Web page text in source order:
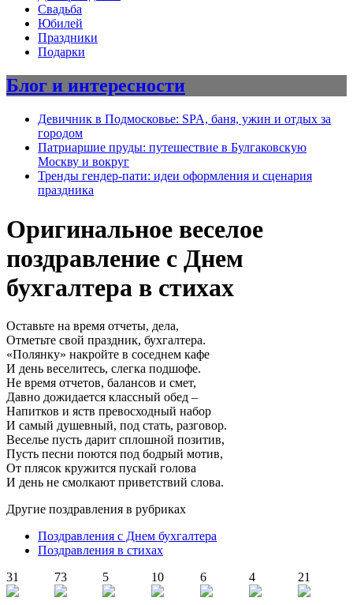
Свадьба
Юбилей
Праздники
Подарки
Блог и интересности
Девичник в Подмосковье: SPA, баня, ужин и отдых за
городом
Патриаршие пруды: путешествие в Булгаковскую
Москву и вокруг
Тренды гендер-пати: идеи оформления и сценария
праздника
Оригинальное веселое
поздравление с Днем
бухгалтера в стихах
Оставьте на время отчеты, дела,
Отметьте свой праздник, бухгалтера.
«Полянку» накройте в соседнем кафе
И день веселитесь, слегка подшофе.
Не время отчетов, балансов и смет,
Давно дожидается классный обед –
Напитков и яств превосходный набор
И самый душевный, под стать, разговор.
Веселье пусть дарит сплошной позитив,
Пусть песни поются под бодрый мотив,
От плясок кружится пускай голова
И день не смолкают приветствий слова.
Другие поздравления в рубриках
Поздравления с Днем бухгалтера
Поздравления в стихах
31
73 5 10 6 4 21